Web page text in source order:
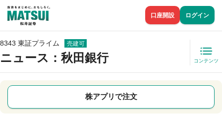
口座開設 ログイン
8343 東証プライム 売建可
ニュース ：秋田銀行 コンテンツ
株アプリで注文